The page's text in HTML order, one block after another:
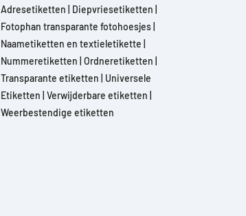
Adresetiketten
Diepvriesetiketten
Fotophan transparante fotohoesjes
Naametiketten en textieletikette
Nummeretiketten Ordneretiketten
Transparante etiketten
Universele
Etiketten Verwijderbare etiketten
Weerbestendige etiketten